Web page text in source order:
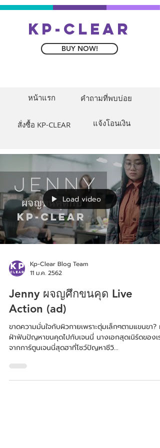
kp-clear
BUY NOW!
หน้าแรก คำถามที่พบบ่อย
สั่งซื้อ KP-CLEAR แจ้งโอนเงิน
Load video
Kp-Clear Blog Team
11 ม.ค. 2562
Jenny ผจญศึกขนคุด Live
Action (ad)
ขาดความมั่นใจกับผิวกายเพราะตุ่มเล็กๆตามแขนขา? ม
ฝ่าฟันปัญหาขนคุดไปกับเจนนี่ นางเอกสุดเนิร์ดของเรา
จากการ์ตูนเจนนี่สุดฮาที่โชว์ปัญหาชีวิ...